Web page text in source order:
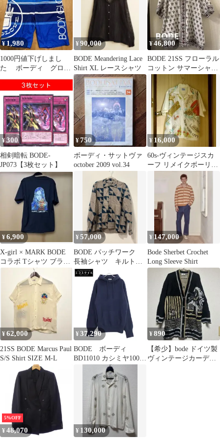
¥ 1,980
1000円値下げしまし
た ボーディ グロー
¥90,000
BODE Meandering Lace
Shirt XL レースシャツ
¥46,800
BODE 21SS フローラル
コットン サマーシャツ
希少 半袖 アロハ
¥300
相剣暗転 BODE-
JP073【3枚セット】
¥750
ボーディ・サットヴァ
october 2009 vol.34
¥ 16,000
60s-ヴィンテージスカ
ーフ リメイクボーリン
グ シャツ レーヨン
¥6,900
X-girl × MARK BODE
コラボ Tシャツ ブラッ
¥57,000
BODE パッチワーク
長袖シャツ キルト
WANDERING LOVER
¥ 147,000
Bode Sherbet Crochet
Long Sleeve Shirt
¥62,000
21SS BODE Marcus Paul
S/S Shirt SIZE M-L
¥ 37,290
BODE ボーディ
BD11010 カシミヤ100％
プルオーバー ニットパ
ーカー F
¥890
【希少】bode ドイツ製
ヴィンテージカーディ
5%OFF
¥ 48,070 ¥ 130,000